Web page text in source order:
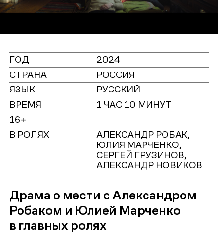
ГОД
2024
СТРАНА
РОССИЯ
ЯЗЫК
РУССКИЙ
ВРЕМЯ
1 ЧАС 10 МИНУТ
16+
В РОЛЯХ
АЛЕКСАНДР РОБАК,
ЮЛИЯ МАРЧЕНКО,
СЕРГЕЙ ГРУЗИНОВ,
АЛЕКСАНДР НОВИКОВ
Драма о мести с Александром
Робаком и Юлией Марченко
в главных ролях